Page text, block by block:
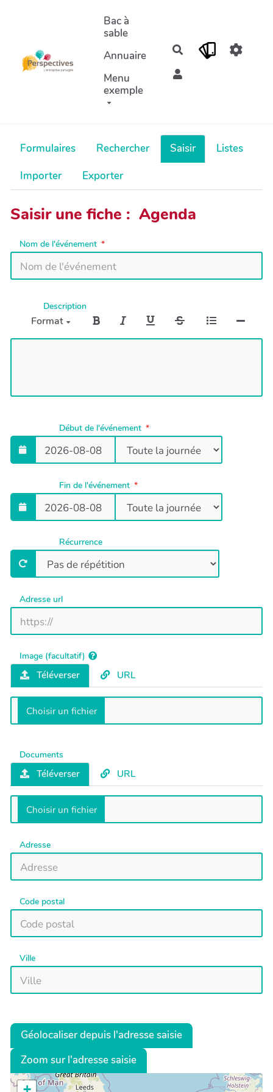
Aller au contenu principal
Bac à
sable
Annuaire
Menu
exemple
Rechercher
Formulaires Rechercher Saisir
Listes
Importer
Exporter
Saisir une fiche : Agenda
Nom de l'événement
Description
Format
Début de l'événement
Fin de l'événement
Récurrence
Adresse url
Image (facultatif)
Téléverser URL
Documents
Téléverser URL
Adresse
Code postal
Ville
Géolocaliser depuis l'adresse saisie
Zoom sur l'adresse saisie